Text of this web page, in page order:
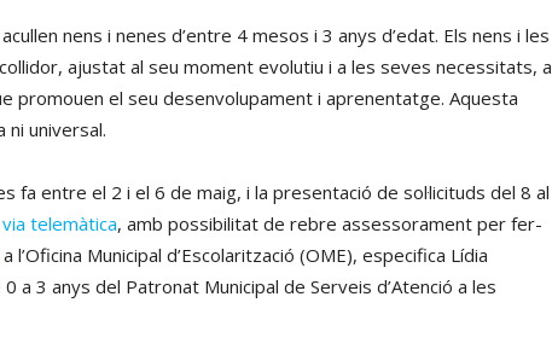
nens i nenes d’entre 4 mesos i 3 anys d’edat. Els nens i les
ajustat al seu moment evolutiu i a les seves necessitats, a
promouen el seu desenvolupament i aprenentatge. Aquesta
ni universal.
fa entre el 2 i el 6 de maig, i la presentació de sol·licituds del 8 al
via telemàtica, amb possibilitat de rebre assessorament per fer-
a l’Oficina Municipal d’Escolarització (OME), especifica Lídia
a 3 anys del Patronat Municipal de Serveis d’Atenció a les